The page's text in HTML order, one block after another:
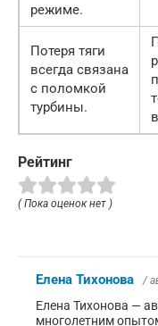
режиме.
Потеря тяги
всегда связана
с поломкой
турбины.
Рейтинг
( Пока оценок нет )
Елена Тихонова /
Елена Тихонова —
многолетним